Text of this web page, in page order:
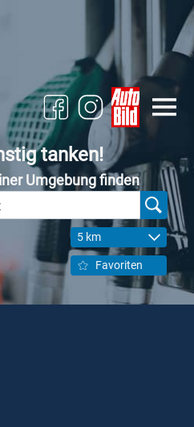
tanken!
Umgebung finden
5 km
Favoriten